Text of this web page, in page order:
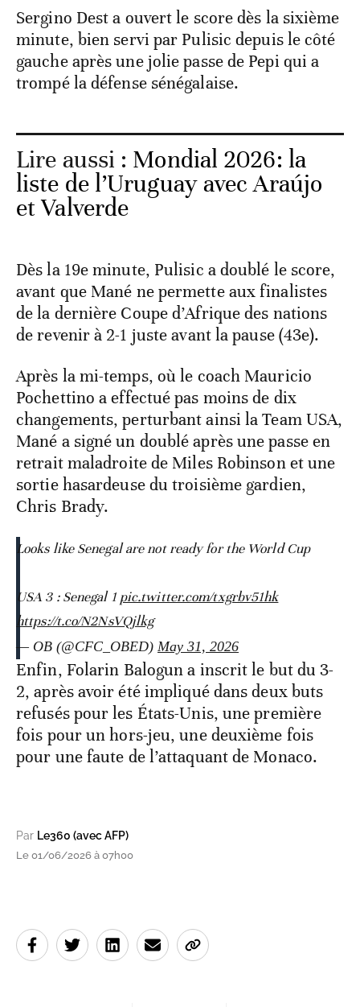
Sergino Dest a ouvert le score dès la sixième
minute, bien servi par Pulisic depuis le côté
gauche après une jolie passe de Pepi qui a
trompé la défense sénégalaise.
Lire aussi : Mondial 2026: la
liste de l’Uruguay avec Araújo
et Valverde
Dès la 19e minute, Pulisic a doublé le score,
avant que Mané ne permette aux finalistes
de la dernière Coupe d’Afrique des nations
de revenir à 2-1 juste avant la pause (43e).
Après la mi-temps, où le coach Mauricio
Pochettino a effectué pas moins de dix
changements, perturbant ainsi la Team USA,
Mané a signé un doublé après une passe en
retrait maladroite de Miles Robinson et une
sortie hasardeuse du troisième gardien,
Chris Brady.
Looks like Senegal are not ready for the World Cup
USA 3 : Senegal 1 pic.twitter.com/txgrbv51hk
https://t.co/N2NsVQjlkg
— OB (@CFC_OBED) May 31, 2026
Enfin, Folarin Balogun a inscrit le but du 3-
2, après avoir été impliqué dans deux buts
refusés pour les États-Unis, une première
fois pour un hors-jeu, une deuxième fois
pour une faute de l’attaquant de Monaco.
Par Le360 (avec AFP)
Le 01/06/2026 à 07h00